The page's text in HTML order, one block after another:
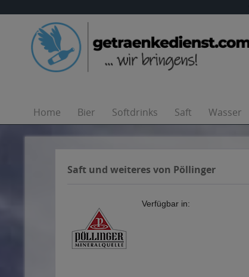
Home Bier Softdrinks Saft Wasser
Saft und weiteres von Pöllinger
Verfügbar in: